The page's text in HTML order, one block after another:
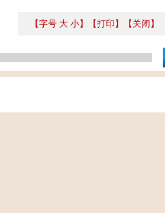
【字号 大 小】 【打印】 【关闭】